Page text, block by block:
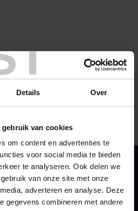
Details Over
gebruik van cookies
om content en advertenties te
voor social media te bieden
te analyseren. Ook delen we
van onze site met onze
adverteren en analyse. Deze
gegevens combineren met andere